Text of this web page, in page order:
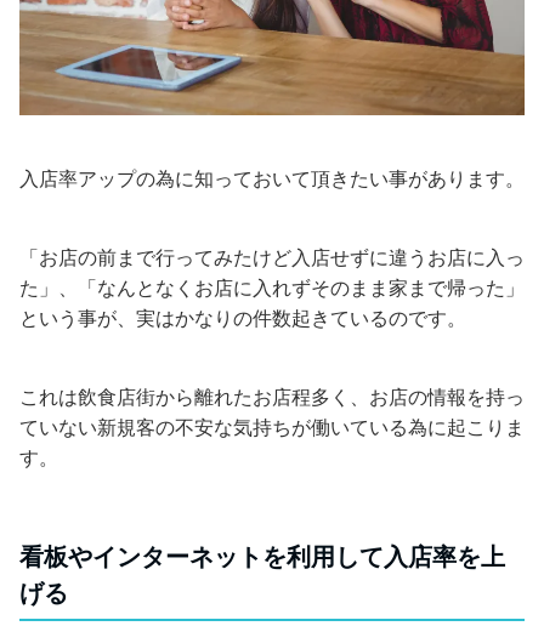
入店率アップの為に知っておいて頂きたい事があります。
「お店の前まで行ってみたけど入店せずに違うお店に入っ
た」、「なんとなくお店に入れずそのまま家まで帰った」
という事が、実はかなりの件数起きているのです。
これは飲食店街から離れたお店程多く、お店の情報を持っ
ていない新規客の不安な気持ちが働いている為に起こりま
す。
看板やインターネットを利用して入店率を上
げる